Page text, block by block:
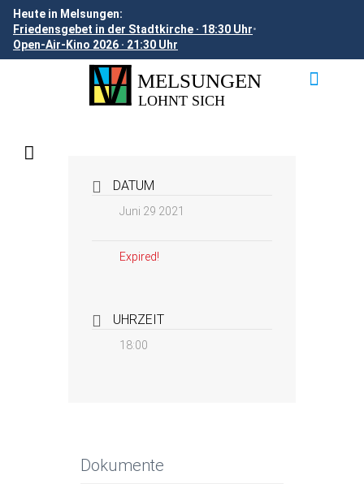
Heute in Melsungen:
Friedensgebet in der Stadtkirche · 18:30 Uhr•
Open-Air-Kino 2026 · 21:30 Uhr
DATUM
Juni 29 2021
Expired!
UHRZEIT
18:00
Dokumente